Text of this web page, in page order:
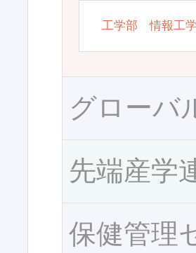
工学部 情報工
グローバ
先端産学
保健管理